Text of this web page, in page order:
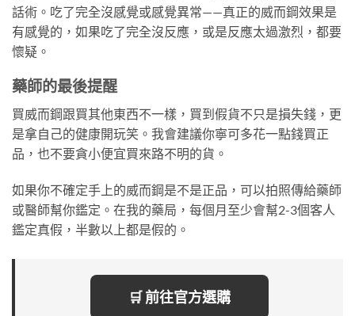
話術。吃了完全沒感覺或感覺異常——真正的威而鋼效果是
有感覺的，如果吃了完全沒反應，或是反應太過激烈，都要
懷疑。
藥師的最後提醒
買威而鋼跟買其他東西不一樣，買到假貨不只是損失錢，更
是拿自己的健康開玩笑。我會建議你寧可多花一點錢買正
品，也不要貪小便宜買來路不明的貨。
如果你不確定手上的威而鋼是不是正品，可以拍照傳給藥師
或醫師幫你鑑定。在我的藥局，每個月至少會幫2-3個客人
鑑定真假，半數以上都是假的。
🛒 前往官方選購